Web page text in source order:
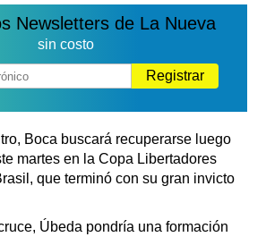
Newsletters de La Nueva
sin costo
Registrar
Boca buscará recuperarse luego
martes en la Copa Libertadores
que terminó con su gran invicto
Úbeda pondría una formación